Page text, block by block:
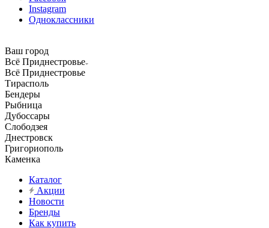
Instagram
Одноклассники
Ваш город
Всё Приднестровье
Всё Приднестровье
Тирасполь
Бендеры
Рыбница
Дубоссары
Слободзея
Днестровск
Григориополь
Каменка
Каталог
Акции
Новости
Бренды
Как купить